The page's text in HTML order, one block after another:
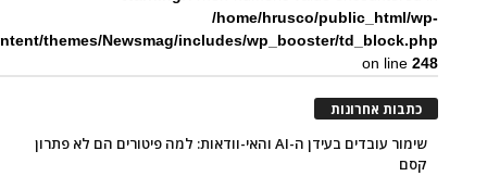
/home/hrusco/public_html/wp-
themes/Newsmag/includes/wp_booster/td_block.php
on line248
כתבות אחרונות
שימור עובדים בעידן ה-AI והאי-וודאות: למה פיטורים הם לא פתרון
קסם